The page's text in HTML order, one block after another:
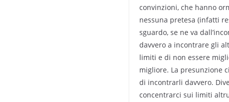
convinzioni, che hanno
nessuna pretesa (infatti
sguardo, se ne va
davvero a incontrare gli
limiti e di non essere
migliore. La presunzione
di incontrarli davvero.
concentrarci sui limiti